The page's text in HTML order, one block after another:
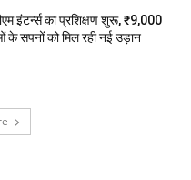
इंटर्न्स का प्रशिक्षण शुरू, ₹9,000
के सपनों को मिल रही नई उड़ान